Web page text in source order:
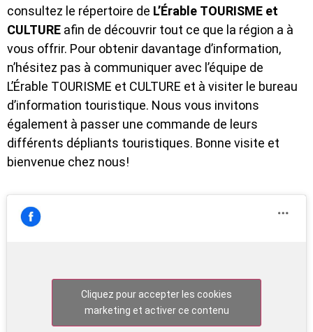
consultez le répertoire de L’Érable TOURISME et
CULTURE afin de découvrir tout ce que la région a à
vous offrir. Pour obtenir davantage d’information,
n’hésitez pas à communiquer avec l’équipe de
L’Érable TOURISME et CULTURE et à visiter le bureau
d’information touristique. Nous vous invitons
également à passer une commande de leurs
différents dépliants touristiques. Bonne visite et
bienvenue chez nous!
Cliquez pour accepter les cookies
marketing et activer ce contenu